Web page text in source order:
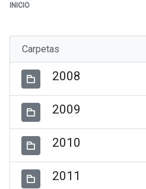
INICIO
Carpetas
2008
2009
2010
2011